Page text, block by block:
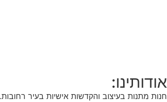
אודותינו:
חנות מתנות בעיצוב והקדשות אישיות בעיר רחובות.